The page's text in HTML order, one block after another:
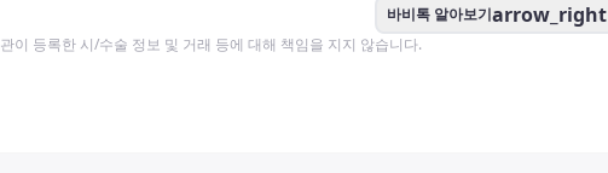
바비톡 알아보기arrow_right
이 등록한 시/수술 정보 및 거래 등에 대해 책임을 지지 않습니다.